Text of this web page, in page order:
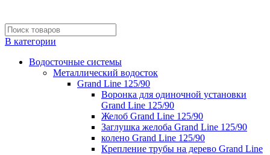
В категории
Водосточные системы
Металлический водосток
Grand Line 125/90
Воронка для одиночной установки
Grand Line 125/90
Желоб Grand Line 125/90
Заглушка желоба Grand Line 125/90
колено Grand Line 125/90
Крепление трубы на дерево Grand Line